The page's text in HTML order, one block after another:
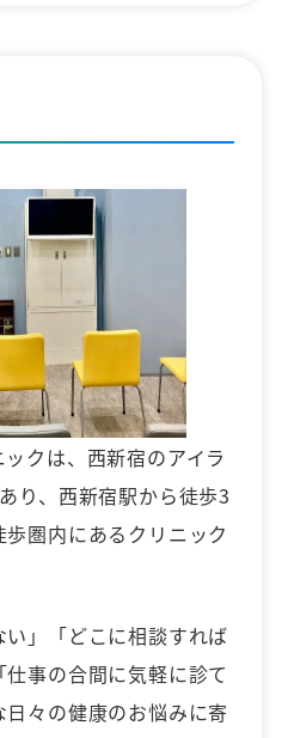
クは、西新宿のアイラ
り、西新宿駅から徒歩3
圏内にあるクリニック
い」「どこに相談すれば
事の合間に気軽に診て
々の健康のお悩みに寄